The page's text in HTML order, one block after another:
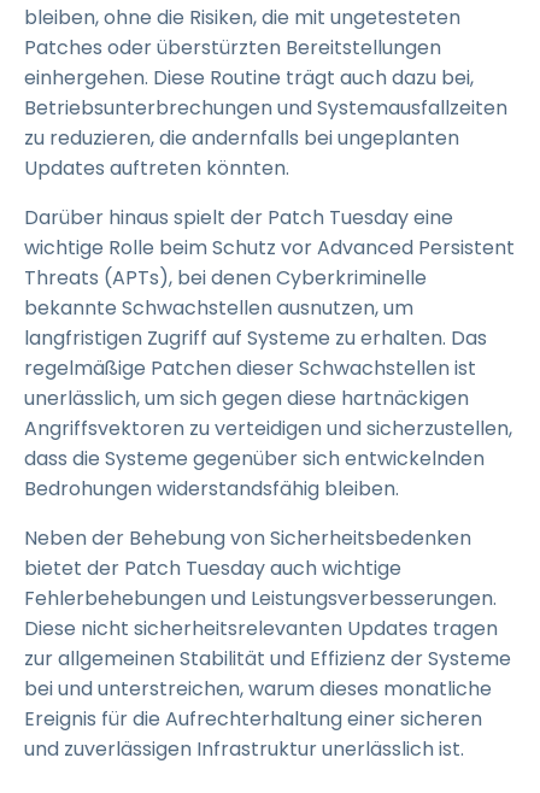
bleiben, ohne die Risiken, die mit ungetesteten
Patches oder überstürzten Bereitstellungen
einhergehen. Diese Routine trägt auch dazu bei,
Betriebsunterbrechungen und Systemausfallzeiten
zu reduzieren, die andernfalls bei ungeplanten
Updates auftreten könnten.
Darüber hinaus spielt der Patch Tuesday eine
wichtige Rolle beim Schutz vor Advanced Persistent
Threats (APTs), bei denen Cyberkriminelle
bekannte Schwachstellen ausnutzen, um
langfristigen Zugriff auf Systeme zu erhalten. Das
regelmäßige Patchen dieser Schwachstellen ist
unerlässlich, um sich gegen diese hartnäckigen
Angriffsvektoren zu verteidigen und sicherzustellen,
dass die Systeme gegenüber sich entwickelnden
Bedrohungen widerstandsfähig bleiben.
Neben der Behebung von Sicherheitsbedenken
bietet der Patch Tuesday auch wichtige
Fehlerbehebungen und Leistungsverbesserungen.
Diese nicht sicherheitsrelevanten Updates tragen
zur allgemeinen Stabilität und Effizienz der Systeme
bei und unterstreichen, warum dieses monatliche
Ereignis für die Aufrechterhaltung einer sicheren
und zuverlässigen Infrastruktur unerlässlich ist.